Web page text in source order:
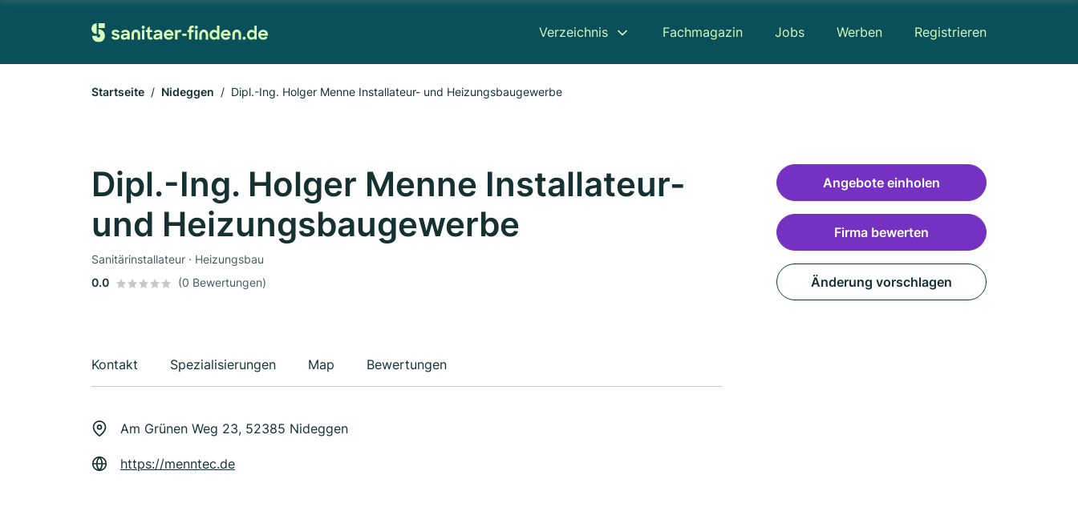
Verzeichnis Fachmagazin Jobs Werben Registrieren
Startseite Nideggen Dipl.-Ing. Holger Menne Installateur- und Heizungsbaugewerbe
Dipl.-Ing. Holger Menne Installateur-
und Heizungsbaugewerbe
Sanitärinstallateur · Heizungsbau
0.0
(0 Bewertungen)
Kontakt Spezialisierungen Map Bewertungen
Am Grünen Weg 23, 52385 Nideggen
https://menntec.de
Angebote einholen
Firma bewerten
Änderung vorschlagen